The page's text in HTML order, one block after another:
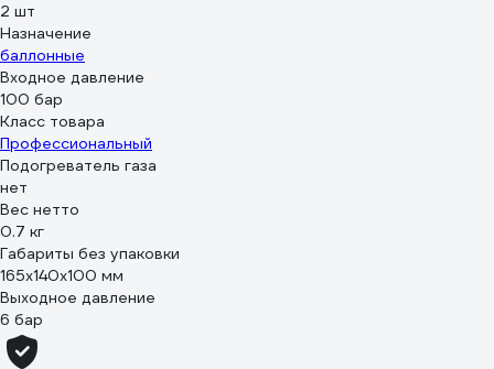
2 шт
Назначение
баллонные
Входное давление
100 бар
Класс товара
Профессиональный
Подогреватель газа
нет
Вес нетто
0.7 кг
Габариты без упаковки
165x140x100 мм
Выходное давление
6 бар